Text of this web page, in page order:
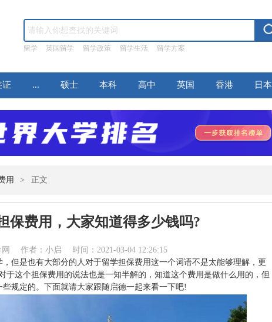
留学 英国留学 留学政策 留学生活 留学方案
证 ... 硕士 本科 高中 英国 香港 日本
用 > 正文
保费用，大家知道得多少钱吗?
网 作者：小启 时间：2021-03-04 12:26:15
但是也有大部分的人对于留学担保费用这一个词语不是太能够理解，更
于这个担保费用的说法也是一知半解的，知道这个费用是做什么用的，但
规定的。下面就请大家跟随启德一起来看一下吧!